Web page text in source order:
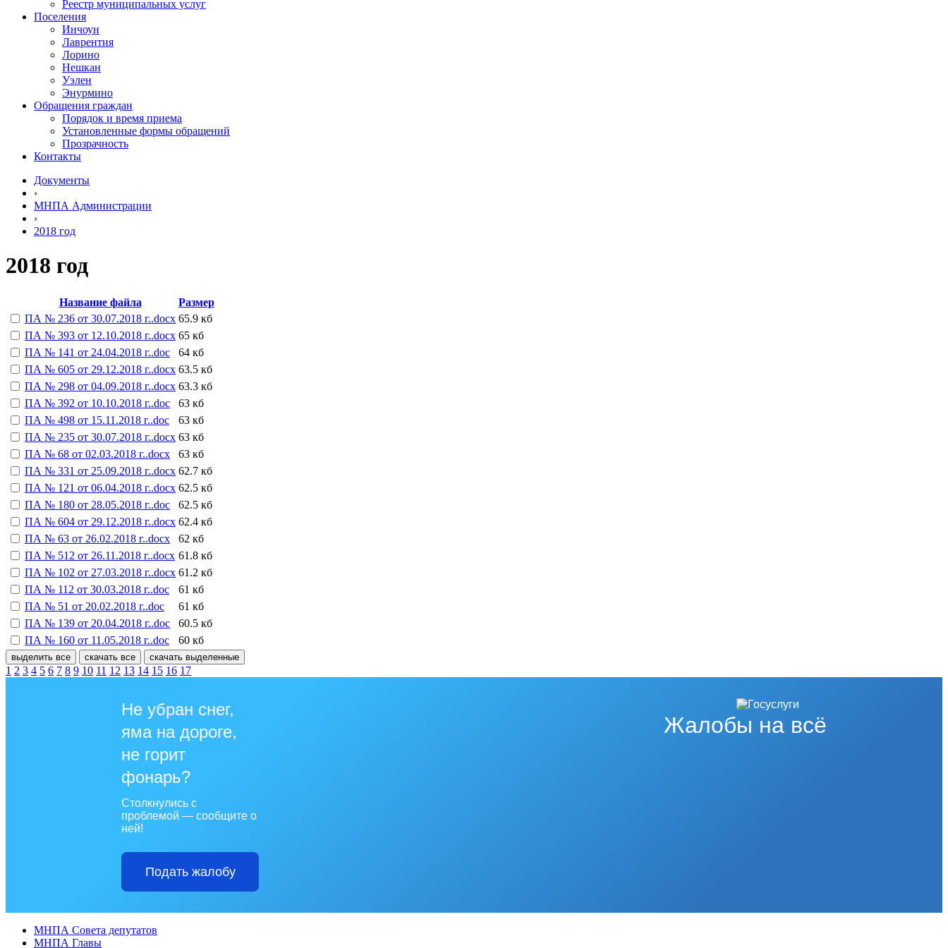
Реестр муниципальных услуг
Поселения
Инчоун
Лаврентия
Лорино
Нешкан
Уэлен
Энурмино
Обращения граждан
Порядок и время приема
Установленные формы обращений
Прозрачность
Контакты
Документы
›
МНПА Администрации
›
2018 год
2018 год
Название файла
Размер
ПА № 236 от 30.07.2018 г..docx 65.9 кб
ПА № 393 от 12.10.2018 г..docx 65 кб
ПА № 141 от 24.04.2018 г..doc
64 кб
ПА № 605 от 29.12.2018 г..docx 63.5 кб
ПА № 298 от 04.09.2018 г..docx 63.3 кб
ПА № 392 от 10.10.2018 г..doc
63 кб
ПА № 498 от 15.11.2018 г..doc
63 кб
ПА № 235 от 30.07.2018 г..docx 63 кб
ПА № 68 от 02.03.2018 г..docx
63 кб
ПА № 331 от 25.09.2018 г..docx 62.7 кб
ПА № 121 от 06.04.2018 г..docx 62.5 кб
ПА № 180 от 28.05.2018 г..doc
62.5 кб
ПА № 604 от 29.12.2018 г..docx 62.4 кб
ПА № 63 от 26.02.2018 г..docx
62 кб
ПА № 512 от 26.11.2018 г..docx 61.8 кб
ПА № 102 от 27.03.2018 г..docx 61.2 кб
ПА № 112 от 30.03.2018 г..doc
61 кб
ПА № 51 от 20.02.2018 г..doc
61 кб
ПА № 139 от 20.04.2018 г..doc
60.5 кб
ПА № 160 от 11.05.2018 г..doc
60 кб
выделить все скачать все скачать выделенные
1 2 3 4 5 6 7 8 9 10 11 12 13 14 15 16 17
Жалобы на всё
Не убран снег,
яма на дороге,
не горит
фонарь?
Столкнулись с
проблемой — сообщите о
ней!
Подать жалобу
МНПА Совета депутатов
МНПА Главы